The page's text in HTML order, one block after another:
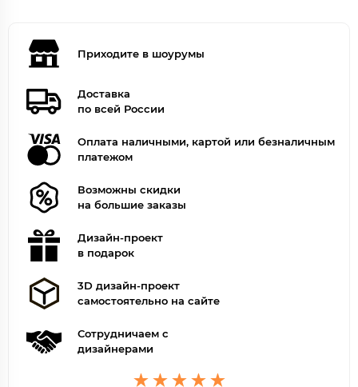
Приходите в шоурумы
Доставка
по всей России
Оплата наличными, картой или безналичным
платежом
Возможны скидки
на большие заказы
Дизайн-проект
в подарок
3D дизайн-проект
самостоятельно на сайте
Сотрудничаем с
дизайнерами